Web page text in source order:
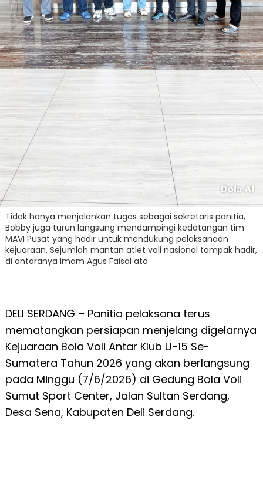
Tidak hanya menjalankan tugas sebagai sekretaris panitia,
Bobby juga turun langsung mendampingi kedatangan tim
MAVI Pusat yang hadir untuk mendukung pelaksanaan
kejuaraan. Sejumlah mantan atlet voli nasional tampak hadir,
di antaranya Imam Agus Faisal ata
DELI SERDANG – Panitia pelaksana terus
mematangkan persiapan menjelang digelarnya
Kejuaraan Bola Voli Antar Klub U-15 Se-
Sumatera Tahun 2026 yang akan berlangsung
pada Minggu (7/6/2026) di Gedung Bola Voli
Sumut Sport Center, Jalan Sultan Serdang,
Desa Sena, Kabupaten Deli Serdang.